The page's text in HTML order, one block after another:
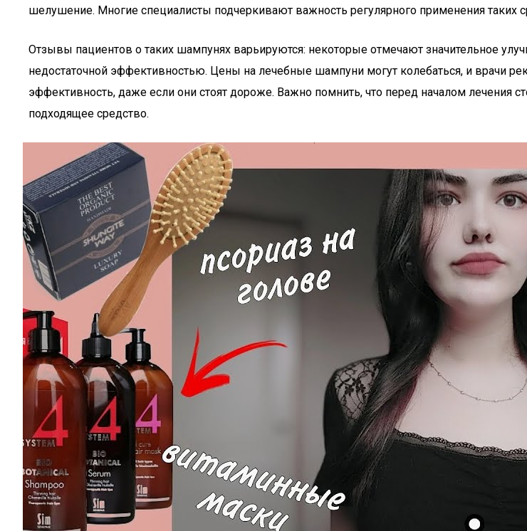
шелушение. Многие специалисты подчеркивают важность регулярного применения таких
Отзывы пациентов о таких шампунях варьируются: некоторые отмечают значительное
недостаточной эффективностью. Цены на лечебные шампуни могут колебаться, и врачи
эффективность, даже если они стоят дороже. Важно помнить, что перед началом лечения
подходящее средство.